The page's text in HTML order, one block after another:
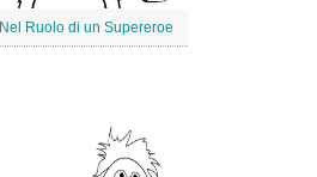
Nel Ruolo di un Supereroe